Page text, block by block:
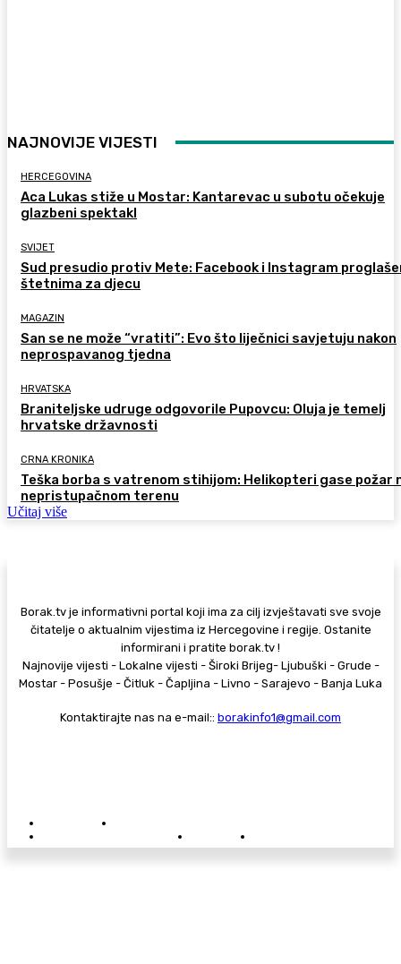
NAJNOVIJE VIJESTI
HERCEGOVINA
Aca Lukas stiže u Mostar: Kantarevac u subotu očekuje
glazbeni spektakl
SVIJET
Sud presudio protiv Mete: Facebook i Instagram
štetnima za djecu
MAGAZIN
San se ne može “vratiti”: Evo što liječnici savjetuju nakon
neprospavanog tjedna
HRVATSKA
Braniteljske udruge odgovorile Pupovcu: Oluja je temelj
hrvatske državnosti
CRNA KRONIKA
Teška borba s vatrenom stihijom: Helikopteri gase požar
nepristupačnom terenu
Učitaj više
Borak.tv je informativni portal koji ima za cilj izvještavati sve svoje
čitatelje o aktualnim vijestima iz Hercegovine i regije. Ostanite
informirani i pratite borak.tv !
Najnovije vijesti - Lokalne vijesti - Široki Brijeg- Ljubuški - Grude -
Mostar - Posušje - Čitluk - Čapljina - Livno - Sarajevo - Banja Luka
Kontaktirajte nas na e-mail:: borakinfo1@gmail.com